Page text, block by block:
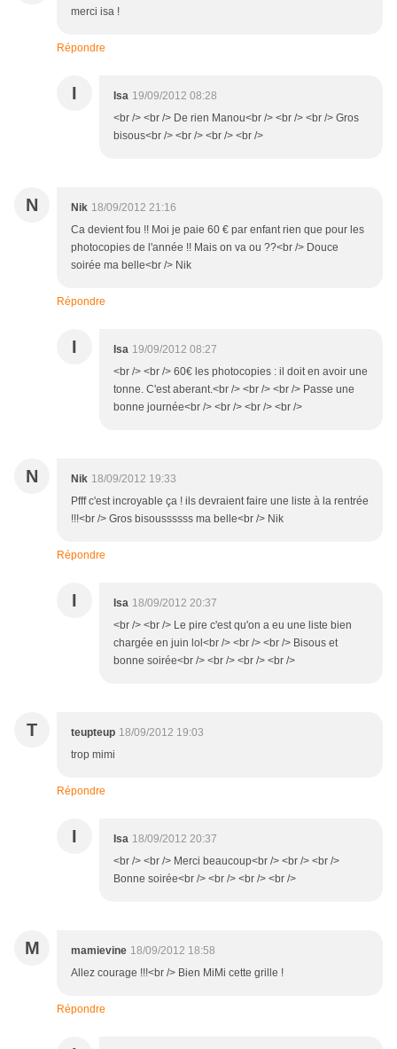
merci isa !
Répondre
I Isa 19/09/2012 08:28
<br /> <br /> De rien Manou<br /> <br /> <br /> Gros
bisous<br /> <br /> <br /> <br />
N Nik 18/09/2012 21:16
Ca devient fou !! Moi je paie 60 € par enfant rien que pour les
photocopies de l'année !! Mais on va ou ??<br /> Douce
soirée ma belle<br /> Nik
Répondre
I Isa 19/09/2012 08:27
<br /> <br /> 60€ les photocopies : il doit en avoir une
tonne. C'est aberant.<br /> <br /> <br /> Passe une
bonne journée<br /> <br /> <br /> <br />
N Nik 18/09/2012 19:33
Pfff c'est incroyable ça ! ils devraient faire une liste à la rentrée
!!!<br /> Gros bisoussssss ma belle<br /> Nik
Répondre
I Isa 18/09/2012 20:37
<br /> <br /> Le pire c'est qu'on a eu une liste bien
chargée en juin lol<br /> <br /> <br /> Bisous et
bonne soirée<br /> <br /> <br /> <br />
T teupteup 18/09/2012 19:03
trop mimi
Répondre
I Isa 18/09/2012 20:37
<br /> <br /> Merci beaucoup<br /> <br /> <br />
Bonne soirée<br /> <br /> <br /> <br />
M mamievine 18/09/2012 18:58
Allez courage !!!<br /> Bien MiMi cette grille !
Répondre